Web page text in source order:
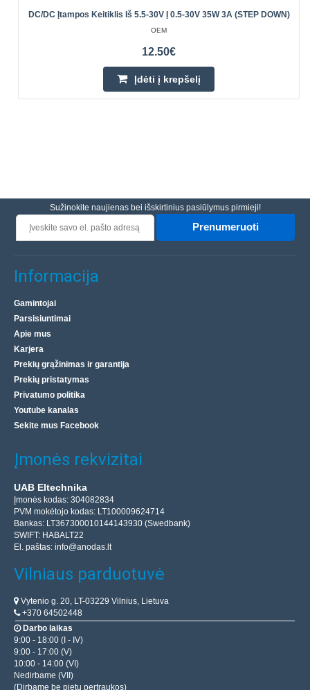
DC/DC Įtampos Keitiklis Iš 5.5-30V Į 0.5-30V 35W 3A (STEP DOWN)
OEM
12.50€
Įdėti į krepšelį
Sužinokite naujienas bei išskirtinius pasiūlymus pirmieji!
Prenumeruoti
Informacija
Gamintojai
Parsisiuntimai
Apie mus
Karjera
Prekių grąžinimas ir garantija
Prekių pristatymas
Privatumo politika
Youtube kanalas
Sekite mus Facebook
Įmonės rekvizitai
UAB Eltechnika
Įmonės kodas: 304082834
PVM mokėtojo kodas: LT100009624714
Bankas: LT367300010144143930 (Swedbank)
SWIFT: HABALT22
El. paštas: info@anodas.lt
Vilniaus parduotuvė
Vytenio g. 20, LT-03229 Vilnius, Lietuva
+370 64502448
Darbo laikas
9:00 - 18:00 (I - IV)
9:00 - 17:00 (V)
10:00 - 14:00 (VI)
Nedirbame (VII)
(Dirbame be pietų pertraukos)